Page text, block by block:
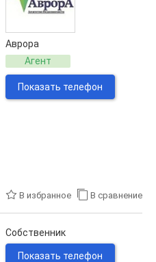
Аврора
Агент
Показать телефон
В избранное В сравнение
Собственник
Показать телефон